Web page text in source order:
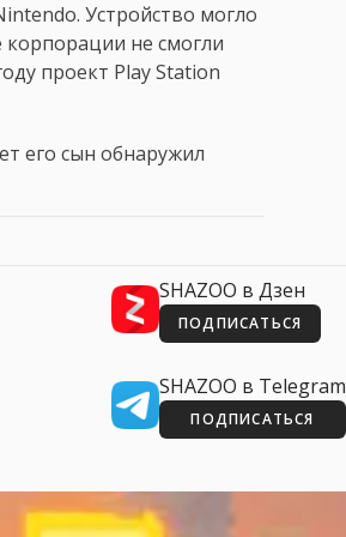
Устройство могло
корпорации не смогли
проект Play Station
его сын обнаружил
SHAZOO в Дзен
ПОДПИСАТЬСЯ
SHAZOO в Telegram
ПОДПИСАТЬСЯ